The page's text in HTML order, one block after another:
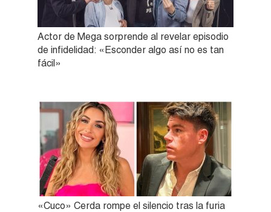
Actor de Mega sorprende al revelar episodio
de infidelidad: «Esconder algo así no es tan
fácil»
«Cuco» Cerda rompe el silencio tras la furia